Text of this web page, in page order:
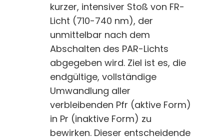
kurzer, intensiver Stoß von FR-
Licht (710-740 nm), der
unmittelbar nach dem
Abschalten des PAR-Lichts
abgegeben wird. Ziel ist es, die
endgültige, vollständige
Umwandlung aller
verbleibenden Pfr (aktive Form)
in Pr (inaktive Form) zu
bewirken. Dieser entscheidende